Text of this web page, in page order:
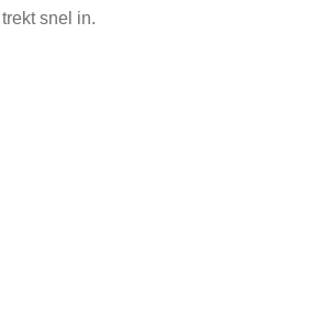
snel in.